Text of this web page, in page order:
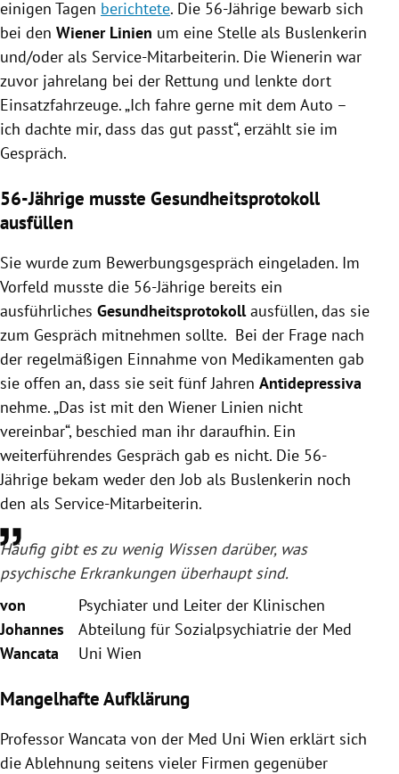
einigen Tagen berichtete. Die 56-Jährige bewarb sich
bei den Wiener Linien um eine Stelle als Buslenkerin
und/oder als Service-Mitarbeiterin. Die Wienerin war
zuvor jahrelang bei der Rettung und lenkte dort
Einsatzfahrzeuge. „Ich fahre gerne mit dem Auto –
ich dachte mir, dass das gut passt“, erzählt sie im
Gespräch.
56-Jährige musste Gesundheitsprotokoll
ausfüllen
Sie wurde zum Bewerbungsgespräch eingeladen. Im
Vorfeld musste die 56-Jährige bereits ein
ausführliches Gesundheitsprotokollausfüllen, das sie
zum Gespräch mitnehmen sollte. Bei der Frage nach
der regelmäßigen Einnahme von Medikamenten gab
sie offen an, dass sie seit fünf Jahren Antidepressiva
nehme. „Das ist mit den Wiener Linien nicht
vereinbar“, beschied man ihr daraufhin. Ein
weiterführendes Gespräch gab es nicht. Die 56-
Jährige bekam weder den Job als Buslenkerin noch
den als Service-Mitarbeiterin.
Häufig gibt es zu wenig Wissen darüber, was
psychische Erkrankungen überhaupt sind.
von
Johannes
Wancata
Psychiater und Leiter der Klinischen
Abteilung für Sozialpsychiatrie der Med
Uni Wien
Mangelhafte Aufklärung
Professor Wancata von der Med Uni Wien erklärt sich
die Ablehnung seitens vieler Firmen gegenüber